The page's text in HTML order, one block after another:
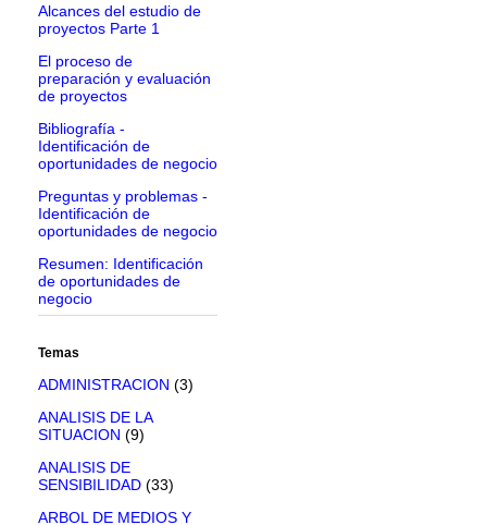
Alcances del estudio de
proyectos Parte 1
El proceso de
preparación y evaluación
de proyectos
Bibliografía -
Identificación de
oportunidades de negocio
Preguntas y problemas -
Identificación de
oportunidades de negocio
Resumen: Identificación
de oportunidades de
negocio
Temas
ADMINISTRACION (3)
ANALISIS DE LA
SITUACION (9)
ANALISIS DE
SENSIBILIDAD (33)
ARBOL DE MEDIOS Y